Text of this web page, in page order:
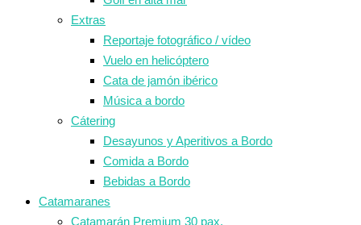
Extras
Reportaje fotográfico / vídeo
Vuelo en helicóptero
Cata de jamón ibérico
Música a bordo
Cátering
Desayunos y Aperitivos a Bordo
Comida a Bordo
Bebidas a Bordo
Catamaranes
Catamarán Premium 30 pax.